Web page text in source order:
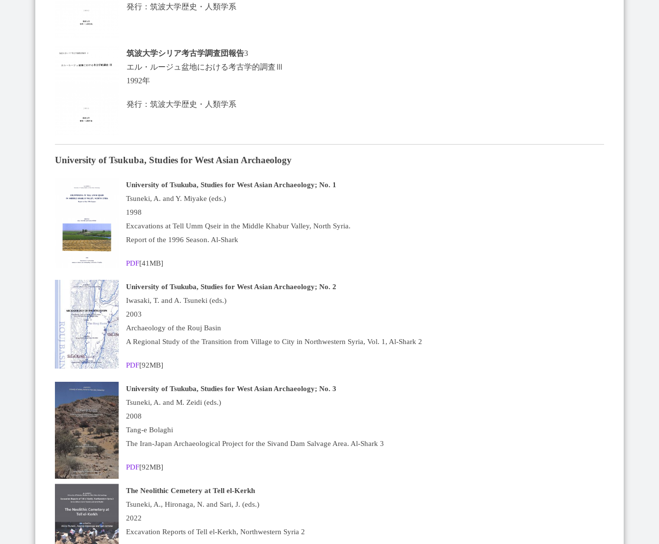
発行：筑波大学歴史・人類学系
筑波大学シリア考古学調査団報告3
エル・ルージュ盆地における考古学的調査Ⅲ
1992年
発行：筑波大学歴史・人類学系
University of Tsukuba, Studies for West Asian Archaeology
University of Tsukuba, Studies for West Asian Archaeology; No. 1
Tsuneki, A. and Y. Miyake (eds.)
1998
Excavations at Tell Umm Qseir in the Middle Khabur Valley, North Syria.
Report of the 1996 Season. Al-Shark
PDF[41MB]
University of Tsukuba, Studies for West Asian Archaeology; No. 2
Iwasaki, T. and A. Tsuneki (eds.)
2003
Archaeology of the Rouj Basin
A Regional Study of the Transition from Village to City in Northwestern Syria, Vol. 1, Al-Shark 2
PDF[92MB]
University of Tsukuba, Studies for West Asian Archaeology; No. 3
Tsuneki, A. and M. Zeidi (eds.)
2008
Tang-e Bolaghi
The Iran-Japan Archaeological Project for the Sivand Dam Salvage Area. Al-Shark 3
PDF[92MB]
The Neolithic Cemetery at Tell el-Kerkh
Tsuneki, A., Hironaga, N. and Sari, J. (eds.)
2022
Excavation Reports of Tell el-Kerkh, Northwestern Syria 2